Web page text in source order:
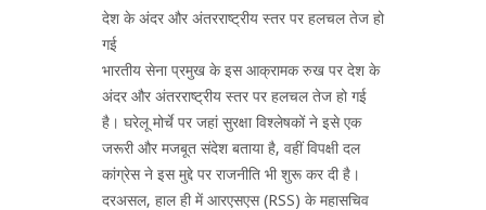
देश के अंदर और अंतरराष्ट्रीय स्तर पर हलचल तेज हो
गई
भारतीय सेना प्रमुख के इस आक्रामक रुख पर देश के
अंदर और अंतरराष्ट्रीय स्तर पर हलचल तेज हो गई
है। घरेलू मोर्चे पर जहां सुरक्षा विश्लेषकों ने इसे एक
जरूरी और मजबूत संदेश बताया है, वहीं विपक्षी दल
कांग्रेस ने इस मुद्दे पर राजनीति भी शुरू कर दी है।
दरअसल, हाल ही में आरएसएस (RSS) के महासचिव